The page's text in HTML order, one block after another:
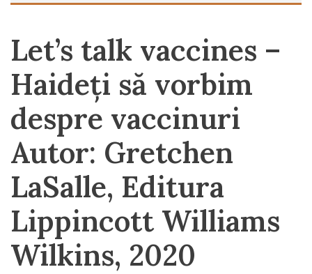
Let’s talk vaccines –
Haideți să vorbim
despre vaccinuri
Autor: Gretchen
LaSalle, Editura
Lippincott Williams
Wilkins, 2020